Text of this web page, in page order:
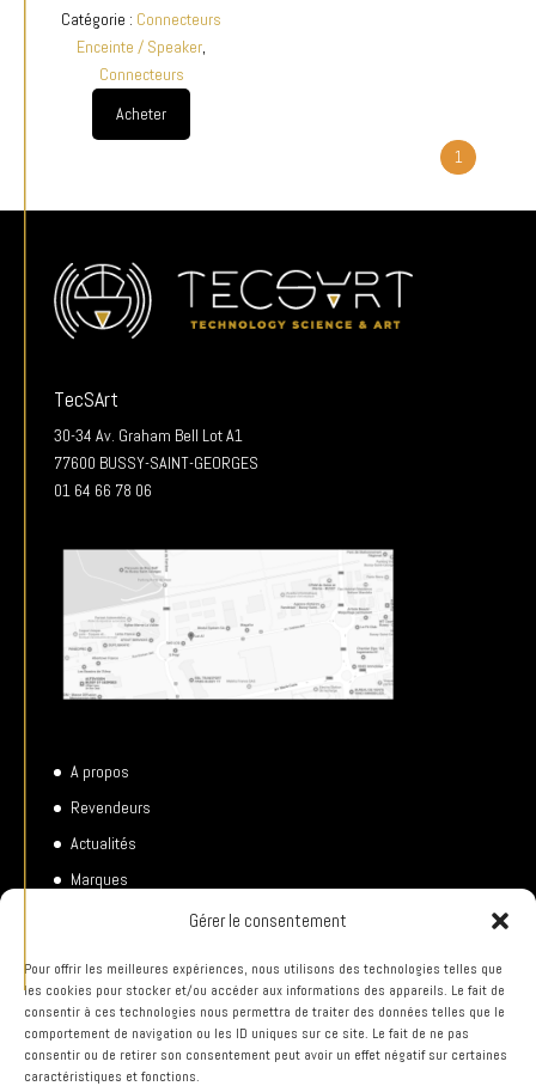
Gérer le consentement
Pour offrir les meilleures expériences, nous utilisons des technologies telles que
les cookies pour stocker et/ou accéder aux informations des appareils. Le fait de
consentir à ces technologies nous permettra de traiter des données telles que le
comportement de navigation ou les ID uniques sur ce site. Le fait de ne pas
consentir ou de retirer son consentement peut avoir un effet négatif sur certaines
caractéristiques et fonctions.
Catégorie : Connecteurs
Enceinte / Speaker,
Connecteurs
Acheter
1
TecSArt
30-34 Av. Graham Bell Lot A1
77600 BUSSY-SAINT-GEORGES
01 64 66 78 06
A propos
Revendeurs
Actualités
Marques
JE TÉLÉCHARGE LE CATALOGUE